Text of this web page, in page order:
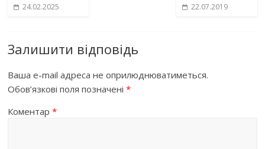
24.02.2025 22.07.2019
Залишити відповідь
Ваша e-mail адреса не оприлюднюватиметься.
Обов’язкові поля позначені*
Коментар*